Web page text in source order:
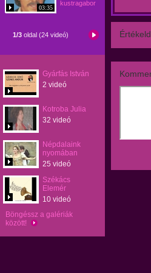
03:35
kustragabor
1/3 oldal (24 videó)
Gyárfás István
2 videó
Kotroba Julia
32 videó
Népdalaink
nyomában
25 videó
Székács
Elemér
10 videó
Böngéssz a galériák
között!